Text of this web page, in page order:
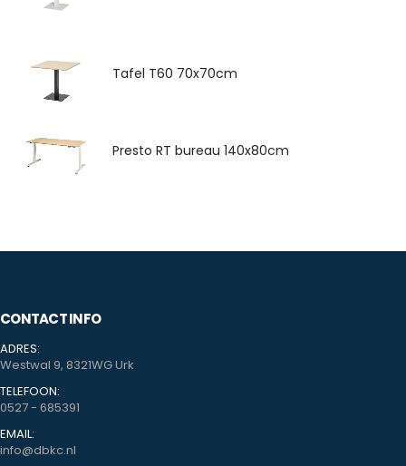
Tafel T60 70x70cm
Presto RT bureau 140x80cm
CONTACT INFO
ADRES:
Westwal 9, 8321WG Urk
TELEFOON:
0527 - 685391
EMAIL:
info@dbkc.nl